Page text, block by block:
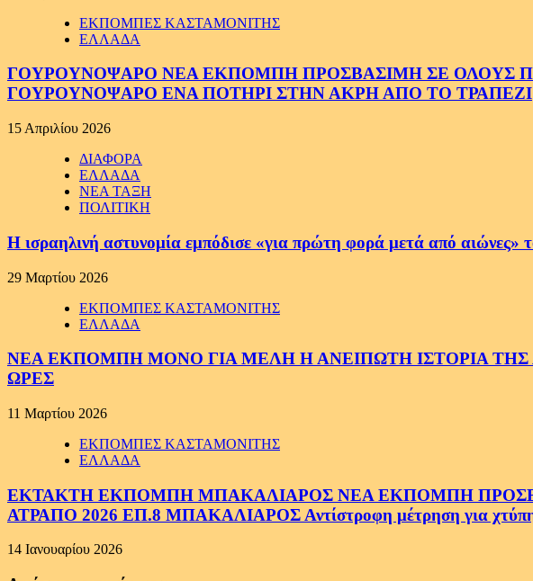
ΕΚΠΟΜΠΕΣ ΚΑΣΤΑΜΟΝΙΤΗΣ
ΕΛΛΑΔΑ
ΓΟΥΡΟΥΝΟΨΑΡΟ ΝΕΑ ΕΚΠΟΜΠΗ ΠΡΟΣΒΑΣΙΜΗ ΣΕ ΟΛΟΥΣ
ΓΟΥΡΟΥΝΟΨΑΡΟ ΕΝΑ ΠΟΤΗΡΙ ΣΤΗΝ ΑΚΡΗ ΑΠΟ ΤΟ ΤΡΑΠΕΖΙ
15 Απριλίου 2026
ΔΙΑΦΟΡΑ
ΕΛΛΑΔΑ
ΝΕΑ ΤΑΞΗ
ΠΟΛΙΤΙΚΗ
Η ισραηλινή αστυνομία εμπόδισε «για πρώτη φορά μετά από
29 Μαρτίου 2026
ΕΚΠΟΜΠΕΣ ΚΑΣΤΑΜΟΝΙΤΗΣ
ΕΛΛΑΔΑ
ΝΕΑ ΕΚΠΟΜΠΗ ΜΟΝΟ ΓΙΑ ΜΕΛΗ Η ΑΝΕΙΠΩΤΗ ΙΣΤΟΡΙΑ
ΩΡΕΣ
11 Μαρτίου 2026
ΕΚΠΟΜΠΕΣ ΚΑΣΤΑΜΟΝΙΤΗΣ
ΕΛΛΑΔΑ
ΕΚΤΑΚΤΗ ΕΚΠΟΜΠΗ ΜΠΑΚΑΛΙΑΡΟΣ ΝΕΑ ΕΚΠΟΜΠΗ
ΑΤΡΑΠΟ 2026 ΕΠ.8 ΜΠΑΚΑΛΙΑΡΟΣ Αντίστροφη μέτρηση για
14 Ιανουαρίου 2026